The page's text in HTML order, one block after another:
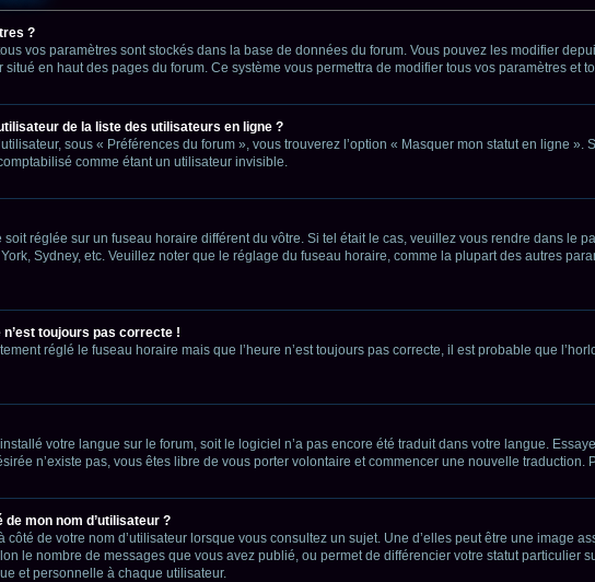
?
vos paramètres sont stockés dans la base de données du forum. Vous pouvez les modifier
situé en haut des pages du forum. Ce système vous permettra de modifier tous vos paramètres et
de la liste des utilisateurs en ligne ?
sous « Préférences du forum », vous trouverez l’option « Masquer mon statut en ligne
comme étant un utilisateur invisible.
soit réglée sur un fuseau horaire différent du vôtre. Si tel était le cas, veuillez vous rendre dans
Sydney, etc. Veuillez noter que le réglage du fuseau horaire, comme la plupart des autres
n’est toujours pas correcte !
réglé le fuseau horaire mais que l’heure n’est toujours pas correcte, il est probable que
votre langue sur le forum, soit le logiciel n’a pas encore été traduit dans votre langue.
n’existe pas, vous êtes libre de vous porter volontaire et commencer une nouvelle traduction.
mon nom d’utilisateur ?
côté de votre nom d’utilisateur lorsque vous consultez un sujet. Une d’elles peut être une image
le nombre de messages que vous avez publié, ou permet de différencier votre statut particulier
et personnelle à chaque utilisateur.